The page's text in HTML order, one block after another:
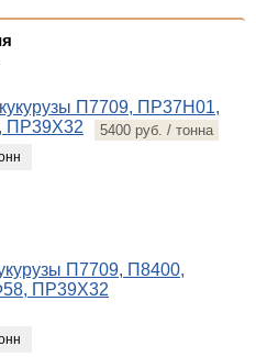
П7709, ПР37Н01,
ПР39Х32
5400 руб. / тонна
П7709, П8400,
ПР39Х32